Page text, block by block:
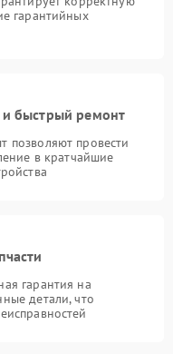
гарантийных
и быстрый ремонт
позволяют провести
в кратчайшие
гарантия на
детали, что